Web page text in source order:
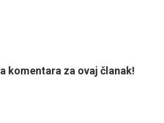
komentara za ovaj članak!